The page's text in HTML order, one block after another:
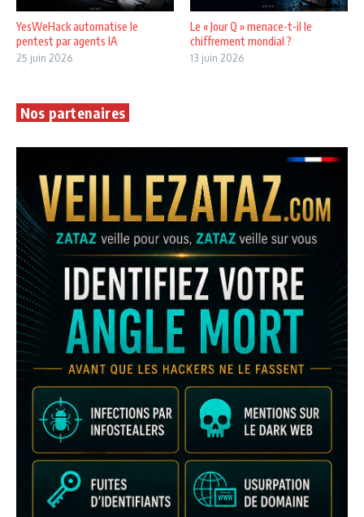
YesWeHack automatise le
pentest par agents IA
25 juin 2026
Le « Jour Q » menace-t-il le
chiffrement mondial ?
13 juin 2026
Nos partenaires